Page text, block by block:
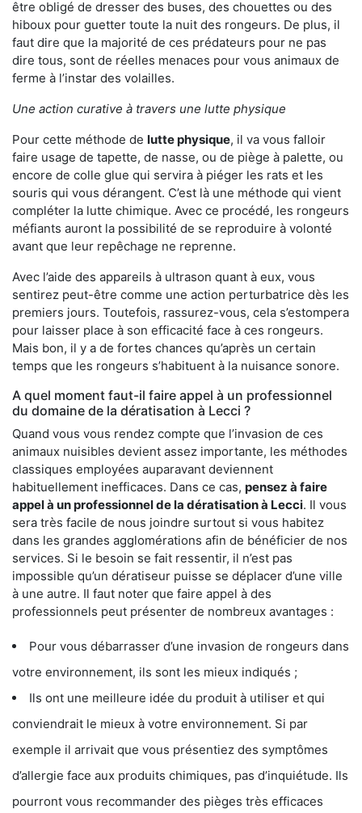
être obligé de dresser des buses, des chouettes ou des
hiboux pour guetter toute la nuit des rongeurs. De plus, il
faut dire que la majorité de ces prédateurs pour ne pas
dire tous, sont de réelles menaces pour vous animaux de
ferme à l’instar des volailles.
Une action curative à travers une lutte physique
Pour cette méthode de lutte physique, il va vous falloir
faire usage de tapette, de nasse, ou de piège à palette, ou
encore de colle glue qui servira à piéger les rats et les
souris qui vous dérangent. C’est là une méthode qui vient
compléter la lutte chimique. Avec ce procédé, les rongeurs
méfiants auront la possibilité de se reproduire à volonté
avant que leur repêchage ne reprenne.
Avec l’aide des appareils à ultrason quant à eux, vous
sentirez peut-être comme une action perturbatrice dès les
premiers jours. Toutefois, rassurez-vous, cela s’estompera
pour laisser place à son efficacité face à ces rongeurs.
Mais bon, il y a de fortes chances qu’après un certain
temps que les rongeurs s’habituent à la nuisance sonore.
A quel moment faut-il faire appel à un professionnel
du domaine de la dératisation à Lecci ?
Quand vous vous rendez compte que l’invasion de ces
animaux nuisibles devient assez importante, les méthodes
classiques employées auparavant deviennent
habituellement inefficaces. Dans ce cas, pensez à faire
appel à un professionnel de la dératisation à Lecci. Il vous
sera très facile de nous joindre surtout si vous habitez
dans les grandes agglomérations afin de bénéficier de nos
services. Si le besoin se fait ressentir, il n’est pas
impossible qu’un dératiseur puisse se déplacer d’une ville
à une autre. Il faut noter que faire appel à des
professionnels peut présenter de nombreux avantages :
Pour vous débarrasser d’une invasion de rongeurs dans
votre environnement, ils sont les mieux indiqués ;
Ils ont une meilleure idée du produit à utiliser et qui
conviendrait le mieux à votre environnement. Si par
exemple il arrivait que vous présentiez des symptômes
d’allergie face aux produits chimiques, pas d’inquiétude. Ils
pourront vous recommander des pièges très efficaces